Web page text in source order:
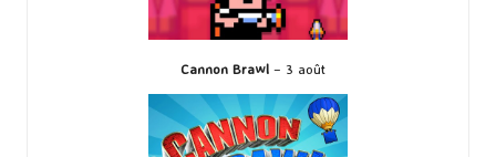
Cannon Brawl – 3 août